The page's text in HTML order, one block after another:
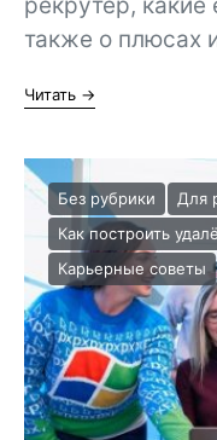
также о плюсах
Читать →
Без рубрики
Для
Как построить
Карьерные советы